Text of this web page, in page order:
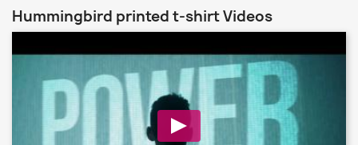
Hummingbird printed t-shirt Videos